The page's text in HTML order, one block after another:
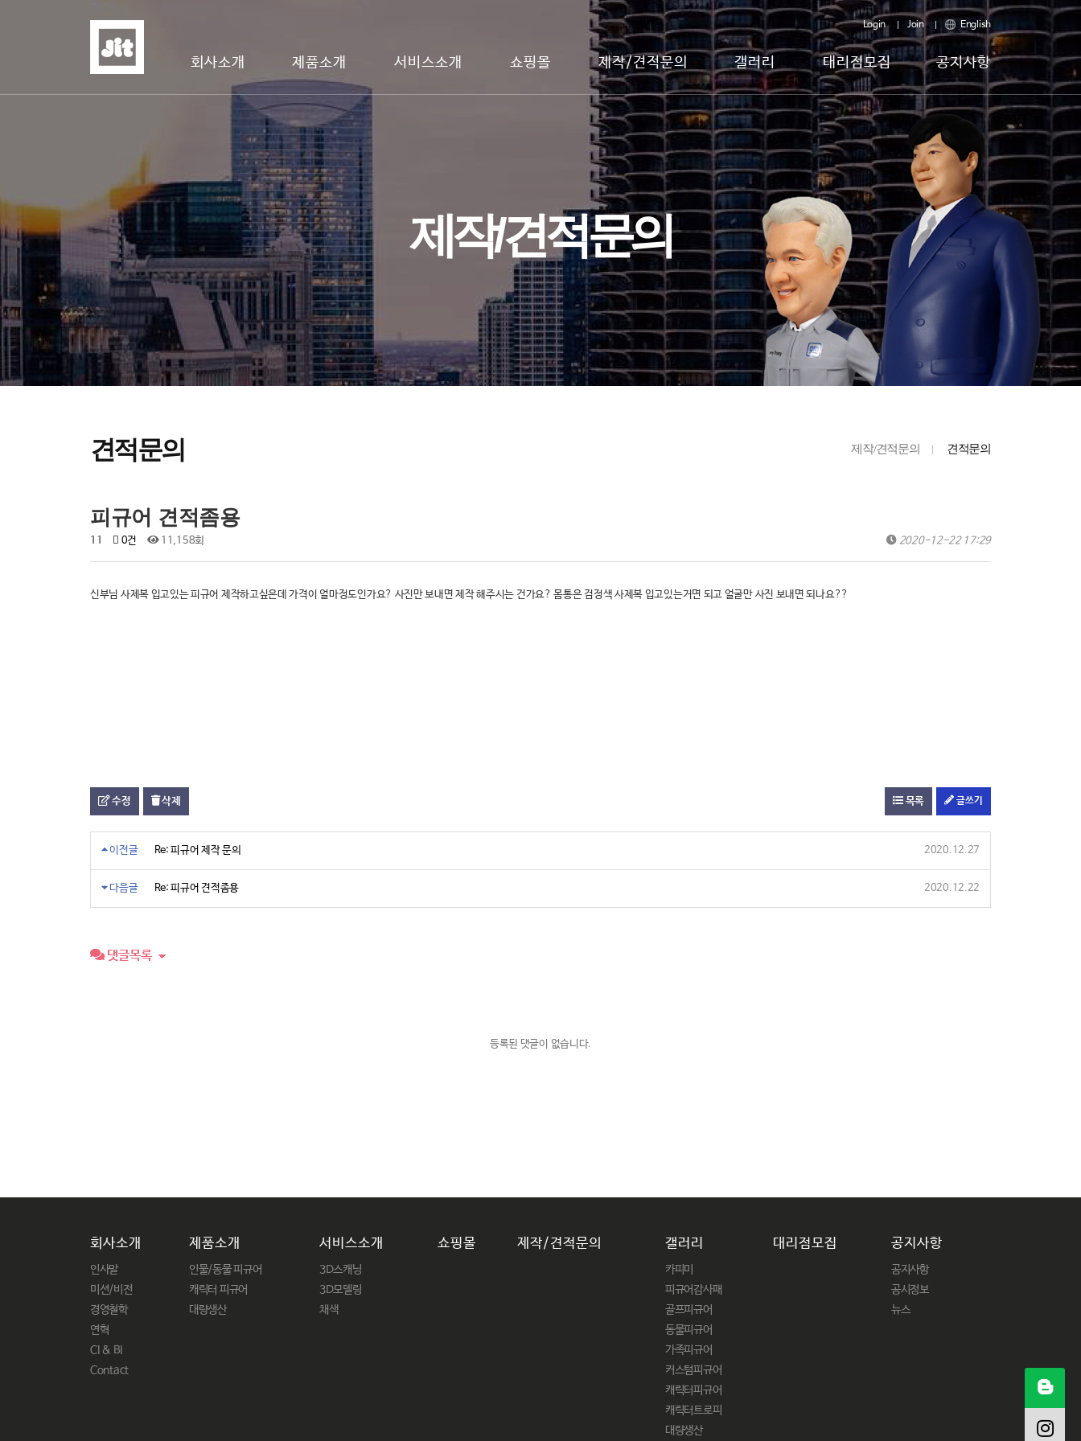
Login Join English
회사소개 제품소개 서비스소개 쇼핑몰 제작/견적문의 갤러리 대리점모집 공지사항
제작/견적문의
견적문의 제작/견적문의 견적문의
피규어 견적좀용
11 0건 11,158회 2020-12-22 17:29
신부님 사제복 입고있는 피규어 제작하고싶은데 가격이 얼마정도인가요? 사진만 보내면 제작 해주시는 건가요? 몸통은 검정색 사제복 입고있는거면 되고 얼굴만 사진 보내면 되나요??
수정 삭제 목록 글쓰기
이전글 Re: 피규어 제작 문의 2020.12.27
다음글 Re: 피규어 견적좀용 2020.12.22
댓글목록
등록된 댓글이 없습니다.
회사소개
인사말
미션/비전
경영철학
연혁
CI & BI
Contact
제품소개
인물/동물 피규어
캐릭터 피규어
대량생산
서비스소개
3D스캐닝
3D모델링
채색
쇼핑몰 제작/견적문의 갤러리
카피미
피규어감사패
골프피규어
동물피규어
가족피규어
커스텀피규어
캐릭터피규어
캐릭터트로피
대량생산
대리점모집 공지사항
공지사항
공시정보
뉴스